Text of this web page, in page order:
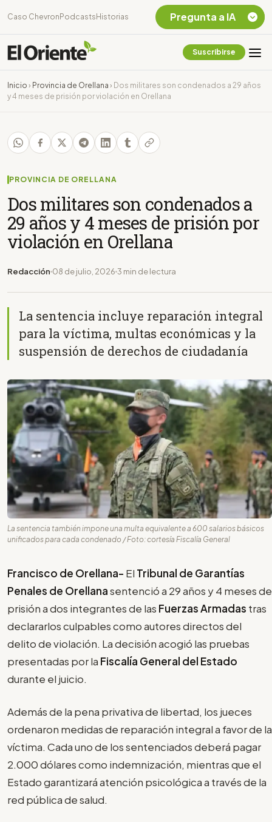
Caso Chevron Podcasts Historias
Suscribirse
Inicio › Provincia de Orellana › Dos militares son condenados a 29 años
y 4 meses de prisión por violación en Orellana
PROVINCIA DE ORELLANA
Dos militares son condenados a
29 años y 4 meses de prisión por
violación en Orellana
Redacción 08 de julio, 2026 3 min de lectura
La sentencia incluye reparación integral
para la víctima, multas económicas y la
suspensión de derechos de ciudadanía
La sentencia también impone una multa equivalente a 600 salarios básicos
unificados para cada condenado / Foto: cortesía Fiscalía General
Francisco de Orellana- El Tribunal de Garantías
Penales de Orellanasentenció a 29 años y 4 meses de
prisión a dos integrantes de las Fuerzas Armadas tras
declararlos culpables como autores directos del
delito de violación. La decisión acogió las pruebas
presentadas por la Fiscalía General del Estado
durante el juicio.
Además de la pena privativa de libertad, los jueces
ordenaron medidas de reparación integral a favor de la
víctima. Cada uno de los sentenciados deberá pagar
2.000 dólares como indemnización, mientras que el
Estado garantizará atención psicológica a través de la
red pública de salud.
Pregunta a IA
Chevron Ecuador